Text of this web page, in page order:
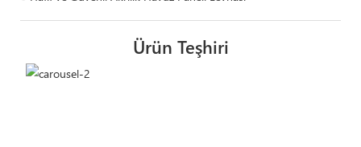
Ürün Teşhiri